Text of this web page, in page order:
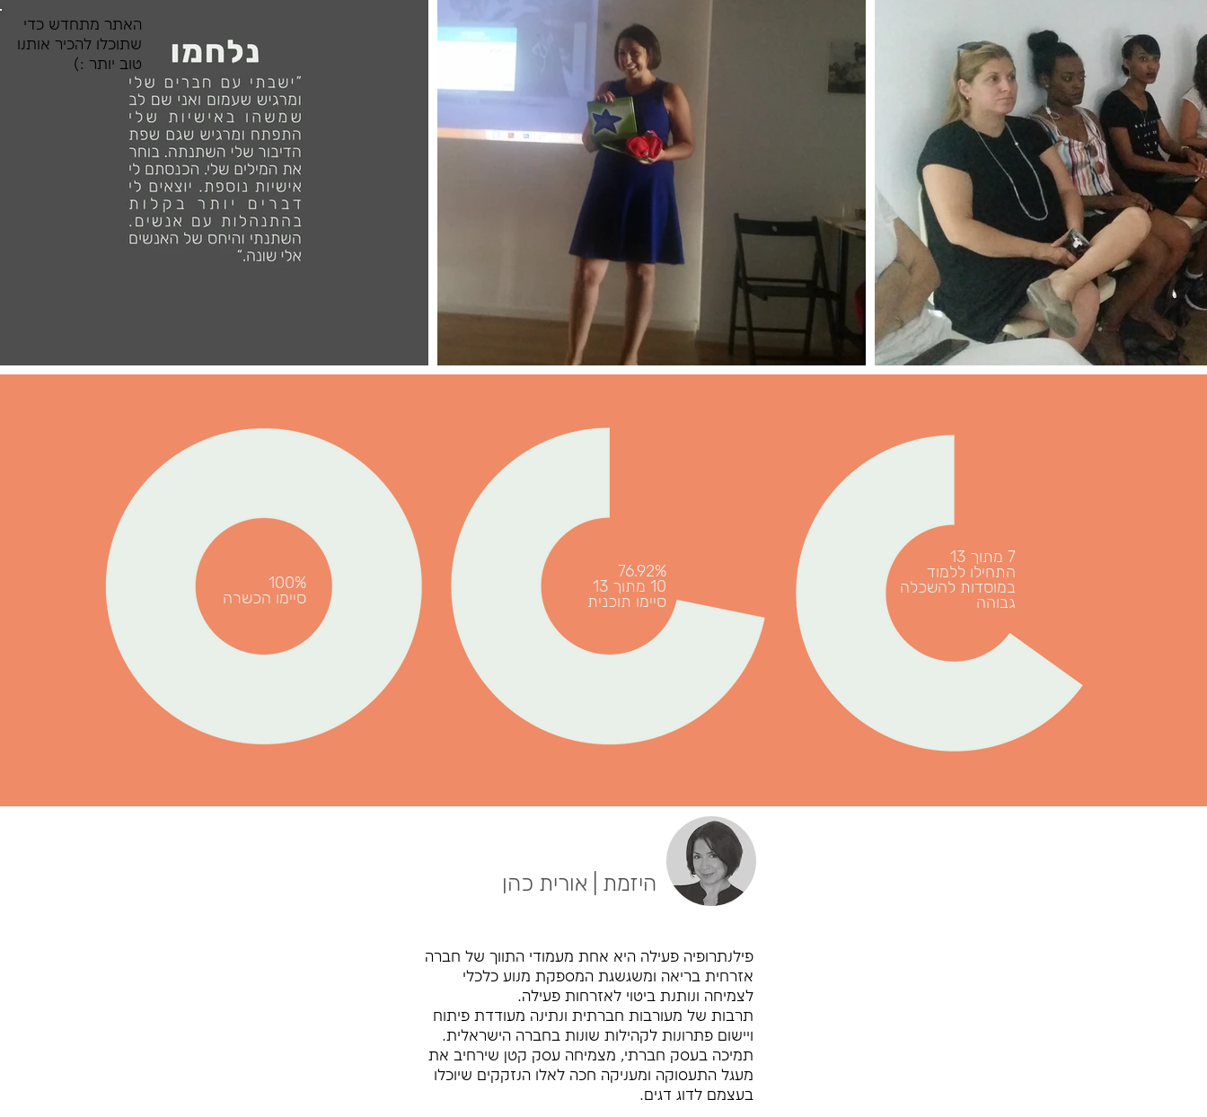
האתר מתחדש כדי
שתוכלו להכיר אותנו
טוב יותר :)
7 מתוך 13
התחילו ללמוד
במוסדות להשכלה
גבוהה
76.92%
10 מתוך 13
סיימו תוכנית
100%
סיימו הכשרה
היזמת | אורית כהן
פילנתרופיה פעילה היא אחת מעמודי התווך של חברה
אזרחית בריאה ומשגשגת המספקת מנוע כלכלי
לצמיחה ונותנת ביטוי לאזרחות פעילה.
תרבות של מעורבות חברתית ונתינה מעודדת פיתוח
ויישום פתרונות לקהילות שונות בחברה הישראלית.
תמיכה בעסק חברתי, מצמיחה עסק קטן שירחיב את
מעגל התעסוקה ומעניקה חכה לאלו הנזקקים שיוכלו
בעצמם לדוג דגים.